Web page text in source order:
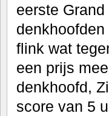
eerste
flink wat
een prijs
denkhoofd,
score van 5